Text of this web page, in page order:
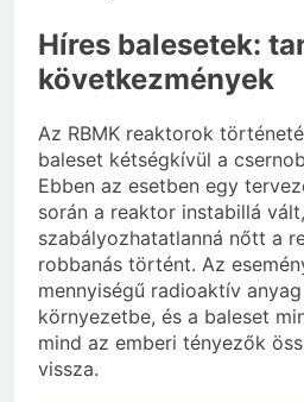
Híres balesetek:
következmények
Az RBMK reaktorok
baleset kétségkívül a
Ebben az esetben egy
során a reaktor instabillá
szabályozhatatlanná nőtt a
robbanás történt. Az
mennyiségű radioaktív
környezetbe, és a baleset
mind az emberi tényezők
vissza.